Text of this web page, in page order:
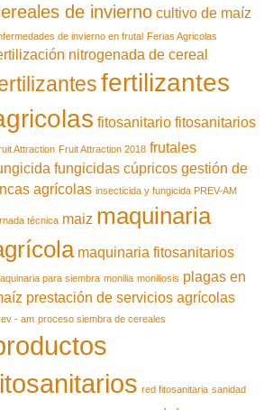
de invierno cultivo de maíz
de invierno en frutal Ferias Agricolas
nitrogenada de cereal
fertilizantes
fitosanitario fitosanitarios
Attraction Fruit Attraction 2018 frutales
fungicidas cúpricos gestión de
agrícolas insecticida y fungicida PREV-AM
técnica maiz maquinaria
maquinaria fitosanitarios
para siembra monilia moniliosis plagas en
prestación de servicios agrícolas
- am proceso siembra de cereales
red fitosanitaria sanidad